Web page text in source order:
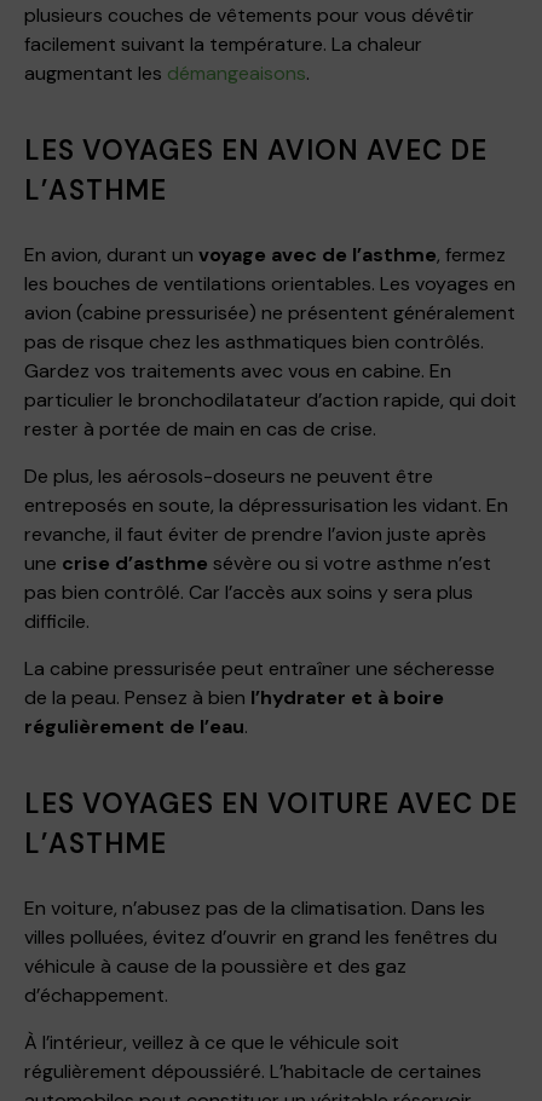
plusieurs couches de vêtements pour vous dévêtir
facilement suivant la température. La chaleur
augmentant les démangeaisons.
LES VOYAGES EN AVION AVEC DE
L’ASTHME
En avion, durant un voyage avec de l’asthme, fermez
les bouches de ventilations orientables. Les voyages en
avion (cabine pressurisée) ne présentent généralement
pas de risque chez les asthmatiques bien contrôlés.
Gardez vos traitements avec vous en cabine. En
particulier le bronchodilatateur d’action rapide, qui doit
rester à portée de main en cas de crise.
De plus, les aérosols-doseurs ne peuvent être
entreposés en soute, la dépressurisation les vidant. En
revanche, il faut éviter de prendre l’avion juste après
une crise d’asthme sévère ou si votre asthme n’est
pas bien contrôlé. Car l’accès aux soins y sera plus
difficile.
La cabine pressurisée peut entraîner une sécheresse
de la peau. Pensez à bien l’hydrater et à boire
régulièrement de l’eau.
LES VOYAGES EN VOITURE AVEC DE
L’ASTHME
En voiture, n’abusez pas de la climatisation. Dans les
villes polluées, évitez d’ouvrir en grand les fenêtres du
véhicule à cause de la poussière et des gaz
d’échappement.
À l’intérieur, veillez à ce que le véhicule soit
régulièrement dépoussiéré. L’habitacle de certaines